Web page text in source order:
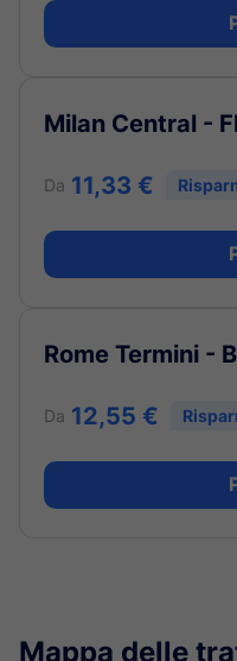
Milan Central -
Da 11,33 €
Rome Termini -
Da 12,55 €
Mappa delle